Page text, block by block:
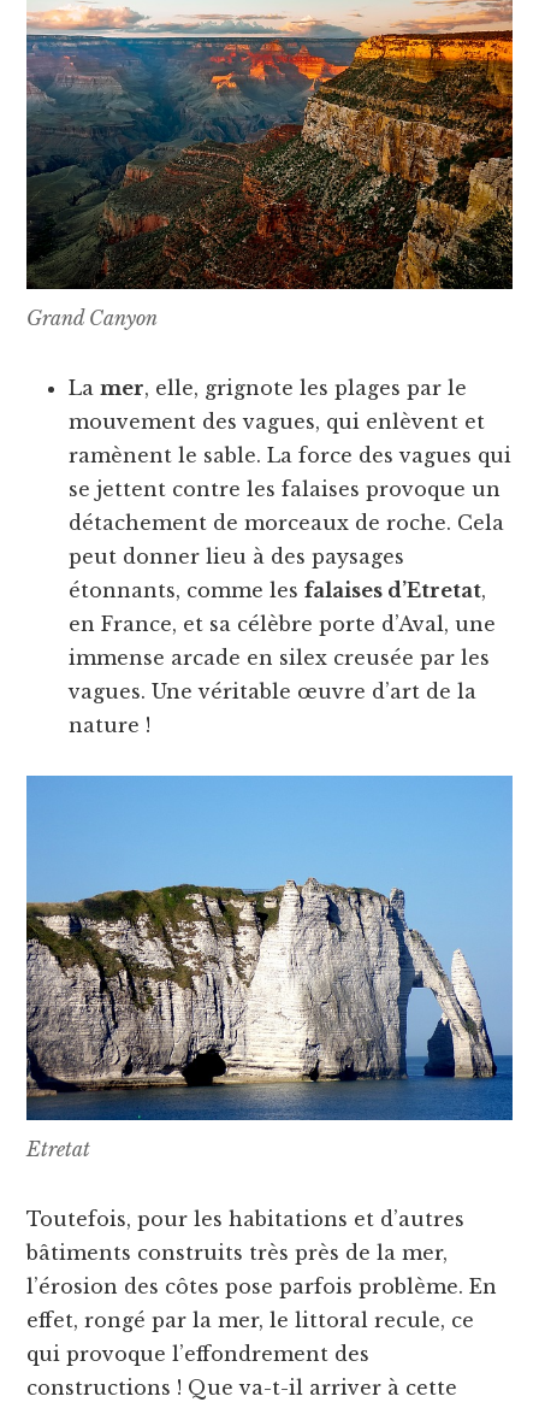
Grand Canyon
Lamer, elle, grignote les plages par le
mouvement des vagues, qui enlèvent et
ramènent le sable. La force des vagues qui
se jettent contre les falaises provoque un
détachement de morceaux de roche. Cela
peut donner lieu à des paysages
étonnants, comme lesfalaises d’Etretat,
en France, et sa célèbre porte d’Aval, une
immense arcade en silex creusée par les
vagues. Une véritable œuvre d’art de la
nature !
Etretat
Toutefois, pour les habitations et d’autres
bâtiments construits très près de la mer,
l’érosion des côtes pose parfois problème. En
effet, rongé par la mer, le littoral recule, ce
qui provoque l’effondrement des
constructions ! Que va-t-il arriver à cette